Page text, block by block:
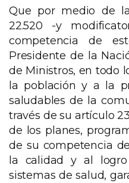
Que por medio de
22.520 -y
competencia de
Presidente de la
de Ministros, en todo
la población y a la
saludables de la
través de su artículo
de los planes,
de su competencia
la calidad y al
sistemas de salud,